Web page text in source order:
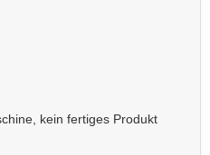
kein fertiges Produkt